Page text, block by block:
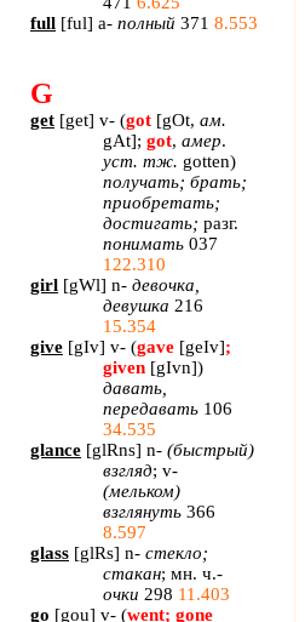
full [ful] a- полный 371 8.553
G
get [get] v- (got [gOt, ам.
gAt]; got, амер.
уст. тж. gotten)
получать; брать;
приобретать;
достигать; разг.
понимать 037
122.310
girl [gWl] n- девочка,
девушка 216
15.354
give [gIv] v- (gave [geIv];
given [gIvn])
давать,
передавать 106
34.535
glance [glRns] n- (быстрый)
взгляд; v-
(мельком)
взглянуть 366
8.597
glass [glRs] n- стекло;
стакан; мн. ч.-
очки 298 11.403
go [gou] v- (went; gone